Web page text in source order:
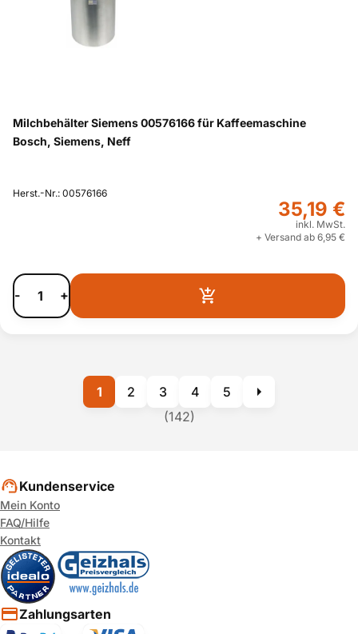
Milchbehälter Siemens 00576166 für Kaffeemaschine
Bosch, Siemens, Neff
Herst.-Nr.: 00576166
35,19 €
inkl. MwSt.
+ Versand ab 6,95 €
- +
(142)
1 2 3 4 5
Kundenservice
Mein Konto
FAQ/Hilfe
Kontakt
Zahlungsarten